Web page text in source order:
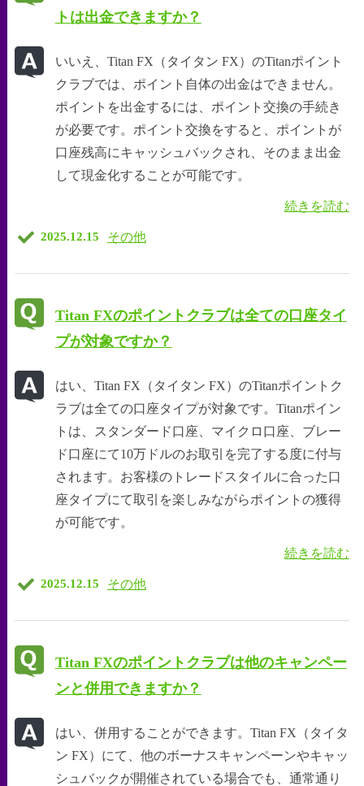
トは出金できますか？
いいえ、Titan FX（タイタン FX）のTitanポイント
クラブでは、ポイント自体の出金はできません。
ポイントを出金するには、ポイント交換の手続き
が必要です。ポイント交換をすると、ポイントが
口座残高にキャッシュバックされ、そのまま出金
して現金化することが可能です。
続きを読む
2025.12.15 その他
Titan FXのポイントクラブは全ての口座タイ
プが対象ですか？
はい、Titan FX（タイタン FX）のTitanポイントク
ラブは全ての口座タイプが対象です。Titanポイン
トは、スタンダード口座、マイクロ口座、ブレー
ド口座にて10万ドルのお取引を完了する度に付与
されます。お客様のトレードスタイルに合った口
座タイプにて取引を楽しみながらポイントの獲得
が可能です。
続きを読む
2025.12.15 その他
Titan FXのポイントクラブは他のキャンペー
ンと併用できますか？
はい、併用することができます。Titan FX（タイタ
ン FX）にて、他のボーナスキャンペーンやキャッ
シュバックが開催されている場合でも、通常通り